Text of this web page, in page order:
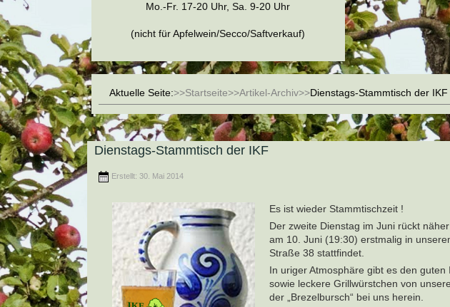
Mo.-Fr. 17-20 Uhr, Sa. 9-20 Uhr
(nicht für Apfelwein/Secco/Saftverkauf)
Aktuelle Seite: Startseite Artikel-Archiv Dienstags-Stammtisch der IKF
Dienstags-Stammtisch der IKF
Erstellt: 30. Mai 2014
Es ist wieder Stammtischzeit !
Der zweite Dienstag im Juni rückt
am 10. Juni (19:30) erstmalig in
Straße 38 stattfindet.
In uriger Atmosphäre gibt es den
sowie leckere Grillwürstchen von
der „Brezelbursch“ bei uns herein.